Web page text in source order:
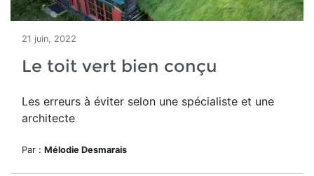
21 juin, 2022
Le toit vert bien conçu
Les erreurs à éviter selon une spécialiste et une
architecte
Par : Mélodie Desmarais